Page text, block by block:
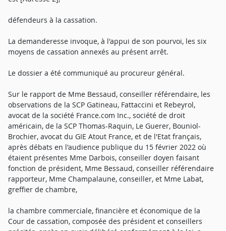
défendeurs à la cassation.
La demanderesse invoque, à l'appui de son pourvoi, les six
moyens de cassation annexés au présent arrêt.
Le dossier a été communiqué au procureur général.
Sur le rapport de Mme Bessaud, conseiller référendaire, les
observations de la SCP Gatineau, Fattaccini et Rebeyrol,
avocat de la société France.com Inc., société de droit
américain, de la SCP Thomas-Raquin, Le Guerer, Bouniol-
Brochier, avocat du GIE Atout France, et de l'Etat français,
après débats en l'audience publique du 15 février 2022 où
étaient présentes Mme Darbois, conseiller doyen faisant
fonction de président, Mme Bessaud, conseiller référendaire
rapporteur, Mme Champalaune, conseiller, et Mme Labat,
greffier de chambre,
la chambre commerciale, financière et économique de la
Cour de cassation, composée des président et conseillers